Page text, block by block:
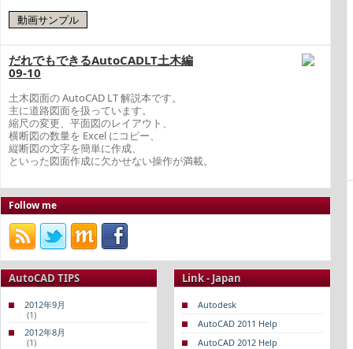
だれでもできるAutoCADLT土木編
09-10
土木図面の AutoCAD LT 解説本です。
主に道路図面を扱っています。
縮尺の変更、平面図のレイアウト、
横断図の数量を Excel にコピー、
縦断図の文字を簡単に作成、
といった図面作成に欠かせない操作が満載。
Follow me
AutoCAD TIPS
2012年9月
(1)
2012年8月
(1)
Link - Japan
Autodesk
AutoCAD 2011 Help
AutoCAD 2012 Help